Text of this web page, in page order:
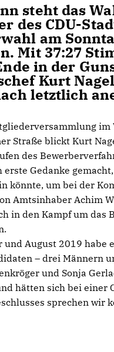
steht das
des CDU-
am
Mit 37:27
in der
Kurt
letztlich
im
Straße blickt Kurt
des
erste Gedanke
könnte, um bei der
Amtsinhaber Achim
in den Kampf um das
und August 2019 habe
– drei Männern
und Sonja
hätten sich bei einer
sprechen wir